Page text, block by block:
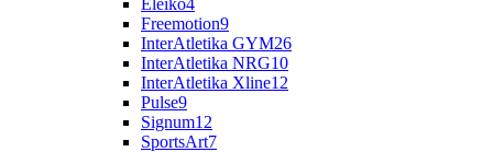
Eleiko4
Freemotion9
InterAtletika GYM26
InterAtletika NRG10
InterAtletika Xline12
Pulse9
Signum12
SportsArt7